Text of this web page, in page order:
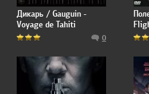
Дикарь / Gauguin -
Voyage de Tahiti
0